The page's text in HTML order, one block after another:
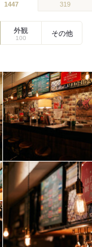
1447 319
外観
100
その他